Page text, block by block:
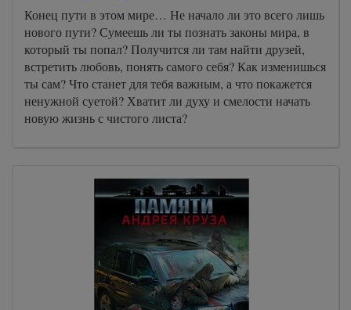
Конец пути в этом мире… Не начало ли это всего лишь
нового пути? Сумеешь ли ты познать законы мира, в
который ты попал? Получится ли там найти друзей,
встретить любовь, понять самого себя? Как изменишься
ты сам? Что станет для тебя важным, а что покажется
ненужной суетой? Хватит ли духу и смелости начать
новую жизнь с чистого листа?